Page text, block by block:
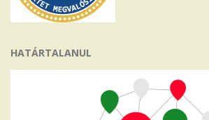
HATÁRTALANUL